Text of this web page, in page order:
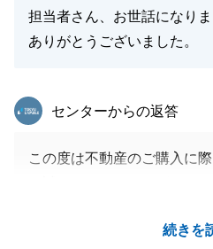
担当者さん、お世話になりま
ありがとうございました。
続きを
東急リバブル
センターからの返答
この度は不動産のご購入に
ご指摘頂いた部分を改善し